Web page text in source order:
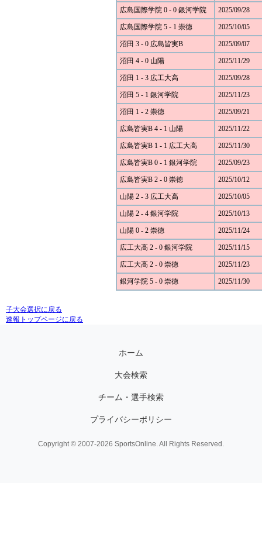
広島国際学院 0 - 0 銀河学院 2025/09/28
広島国際学院 5 - 1 崇徳 2025/10/05
沼田 3 - 0 広島皆実B 2025/09/07
沼田 4 - 0 山陽 2025/11/29
沼田 1 - 3 広工大高 2025/09/28
沼田 5 - 1 銀河学院 2025/11/23
沼田 1 - 2 崇徳 2025/09/21
広島皆実B 4 - 1 山陽 2025/11/22
広島皆実B 1 - 1 広工大高 2025/11/30
広島皆実B 0 - 1 銀河学院 2025/09/23
広島皆実B 2 - 0 崇徳 2025/10/12
山陽 2 - 3 広工大高 2025/10/05
山陽 2 - 4 銀河学院 2025/10/13
山陽 0 - 2 崇徳 2025/11/24
広工大高 2 - 0 銀河学院 2025/11/15
広工大高 2 - 0 崇徳 2025/11/23
銀河学院 5 - 0 崇徳 2025/11/30
子大会選択に戻る
速報トップページに戻る
ホーム
大会検索
チーム・選手検索
プライバシーポリシー
Copyright © 2007-2026 SportsOnline. All Rights Reserved.